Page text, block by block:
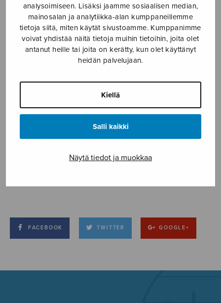
analysoimiseen. Lisäksi jaamme sosiaalisen median,
mainosalan ja analytiikka-alan kumppaneillemme
tietoja siitä, miten käytät sivustoamme. Kumppanimme
voivat yhdistää näitä tietoja muihin tietoihin, joita olet
antanut heille tai joita on kerätty, kun olet käyttänyt
heidän palvelujaan.
Kiellä
Salli kaikki
Näytä tiedot ja muokkaa
Tanssivat porot_S2626
15.4.2020
FACEBOOK TWITTER GOOGLE+